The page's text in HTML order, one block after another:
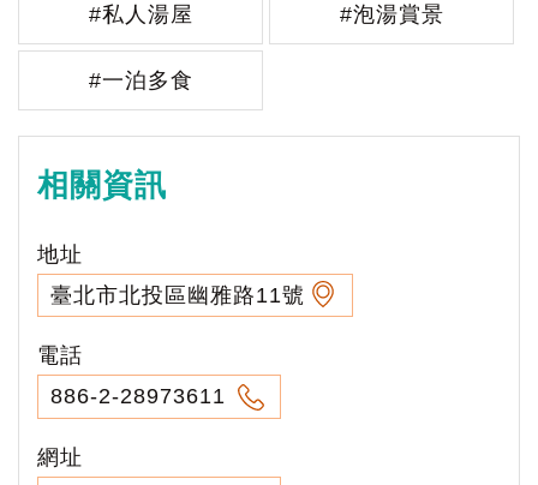
#私人湯屋 #泡湯賞景
#一泊多食
相關資訊
地址
臺北市北投區幽雅路11號
電話
886-2-28973611
網址